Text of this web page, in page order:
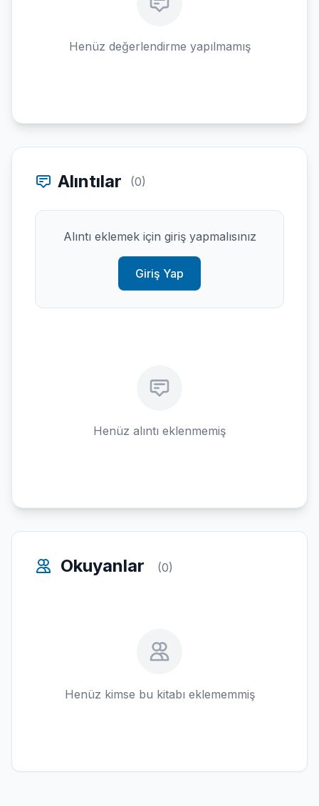
Henüz değerlendirme yapılmamış
Alıntılar (0)
Alıntı eklemek için giriş yapmalısınız
Giriş Yap
Henüz alıntı eklenmemiş
Okuyanlar (0)
Henüz kimse bu kitabı eklememmiş